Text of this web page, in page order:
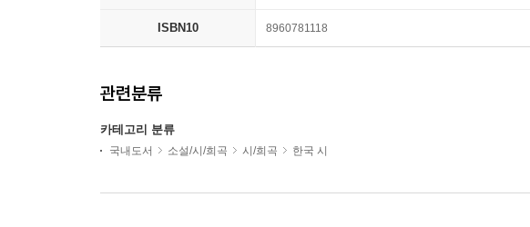
ISBN10 8960781118
관련분류
카테고리 분류
국내도서 소설/시/희곡 시/희곡 한국 시